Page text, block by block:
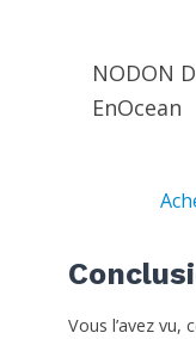
NODON
EnOcean
Vous l’avez vu,